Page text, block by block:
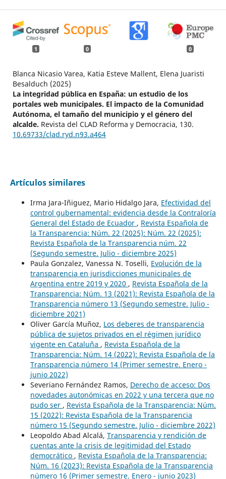
1 0 0
Blanca Nicasio Varea, Katia Esteve Mallent, Elena Juaristi
Besalduch (2025)
La integridad pública en España: un estudio de los
portales web municipales. El impacto de la Comunidad
Autónoma, el tamaño del municipio y el género del
alcalde. Revista del CLAD Reforma y Democracia, 130.
10.69733/clad.ryd.n93.a464
Artículos similares
Irma Jara-Iñiguez, Mario Hidalgo Jara, Efectividad del
control gubernamental: evidencia desde la Contraloría
General del Estado de Ecuador , Revista Española de
la Transparencia: Núm. 22 (2025): Núm. 22 (2025):
Revista Española de la Transparencia núm. 22
(Segundo semestre. Julio - diciembre 2025)
Paula Gonzalez, Vanessa N. Toselli, Evolución de la
transparencia en jurisdicciones municipales de
Argentina entre 2019 y 2020 , Revista Española de la
Transparencia: Núm. 13 (2021): Revista Española de la
Transparencia número 13 (Segundo semestre. Julio -
diciembre 2021)
Oliver García Muñoz, Los deberes de transparencia
pública de sujetos privados en el régimen jurídico
vigente en Cataluña , Revista Española de la
Transparencia: Núm. 14 (2022): Revista Española de la
Transparencia número 14 (Primer semestre. Enero -
junio 2022)
Severiano Fernández Ramos, Derecho de acceso: Dos
novedades autonómicas en 2022 y una tercera que no
pudo ser , Revista Española de la Transparencia: Núm.
15 (2022): Revista Española de la Transparencia
número 15 (Segundo semestre. Julio - diciembre 2022)
Leopoldo Abad Alcalá, Transparencia y rendición de
cuentas ante la crisis de legitimidad del Estado
democrático , Revista Española de la Transparencia:
Núm. 16 (2023): Revista Española de la Transparencia
número 16 (Primer semestre. Enero - junio 2023)